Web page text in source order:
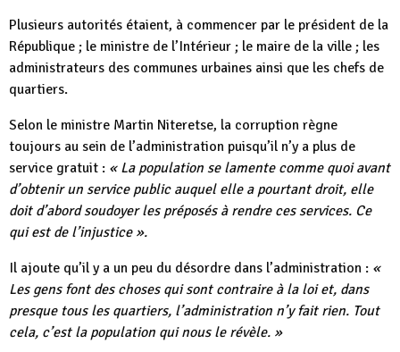
Plusieurs autorités étaient, à commencer par le président de la
République ; le ministre de l’Intérieur ; le maire de la ville ; les
administrateurs des communes urbaines ainsi que les chefs de
quartiers.
Selon le ministre Martin Niteretse, la corruption règne
toujours au sein de l’administration puisqu’il n’y a plus de
service gratuit : « La population se lamente comme quoi avant
d’obtenir un service public auquel elle a pourtant droit, elle
doit d’abord soudoyer les préposés à rendre ces services. Ce
qui est de l’injustice ».
Il ajoute qu’il y a un peu du désordre dans l’administration : «
Les gens font des choses qui sont contraire à la loi et, dans
presque tous les quartiers, l’administration n’y fait rien. Tout
cela, c’est la population qui nous le révèle. »